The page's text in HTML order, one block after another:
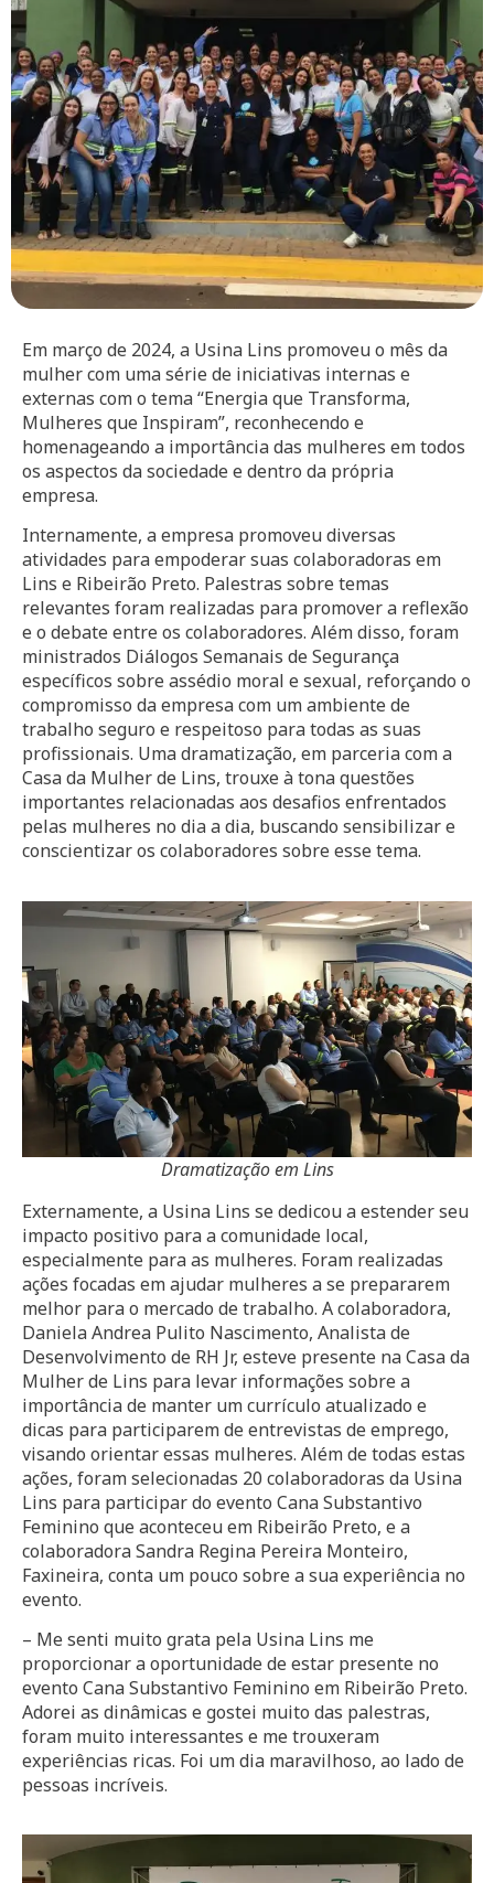
Em março de 2024, a Usina Lins promoveu o mês da
mulher com uma série de iniciativas internas e
externas com o tema “Energia que Transforma,
Mulheres que Inspiram”, reconhecendo e
homenageando a importância das mulheres em todos
os aspectos da sociedade e dentro da própria
empresa.
Internamente, a empresa promoveu diversas
atividades para empoderar suas colaboradoras em
Lins e Ribeirão Preto. Palestras sobre temas
relevantes foram realizadas para promover a reflexão
e o debate entre os colaboradores. Além disso, foram
ministrados Diálogos Semanais de Segurança
específicos sobre assédio moral e sexual, reforçando o
compromisso da empresa com um ambiente de
trabalho seguro e respeitoso para todas as suas
profissionais. Uma dramatização, em parceria com a
Casa da Mulher de Lins, trouxe à tona questões
importantes relacionadas aos desafios enfrentados
pelas mulheres no dia a dia, buscando sensibilizar e
conscientizar os colaboradores sobre esse tema.
Dramatização em Lins
Externamente, a Usina Lins se dedicou a estender seu
impacto positivo para a comunidade local,
especialmente para as mulheres. Foram realizadas
ações focadas em ajudar mulheres a se prepararem
melhor para o mercado de trabalho. A colaboradora,
Daniela Andrea Pulito Nascimento, Analista de
Desenvolvimento de RH Jr, esteve presente na Casa da
Mulher de Lins para levar informações sobre a
importância de manter um currículo atualizado e
dicas para participarem de entrevistas de emprego,
visando orientar essas mulheres. Além de todas estas
ações, foram selecionadas 20 colaboradoras da Usina
Lins para participar do evento Cana Substantivo
Feminino que aconteceu em Ribeirão Preto, e a
colaboradora Sandra Regina Pereira Monteiro,
Faxineira, conta um pouco sobre a sua experiência no
evento.
– Me senti muito grata pela Usina Lins me
proporcionar a oportunidade de estar presente no
evento Cana Substantivo Feminino em Ribeirão Preto.
Adorei as dinâmicas e gostei muito das palestras,
foram muito interessantes e me trouxeram
experiências ricas. Foi um dia maravilhoso, ao lado de
pessoas incríveis.